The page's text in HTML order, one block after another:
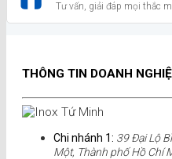
Tư vấn, giải đáp mọi thắc
THÔNG TIN DOANH
Chi nhánh 1: 39 Đại Lộ
Một, Thành phố Hồ Chí